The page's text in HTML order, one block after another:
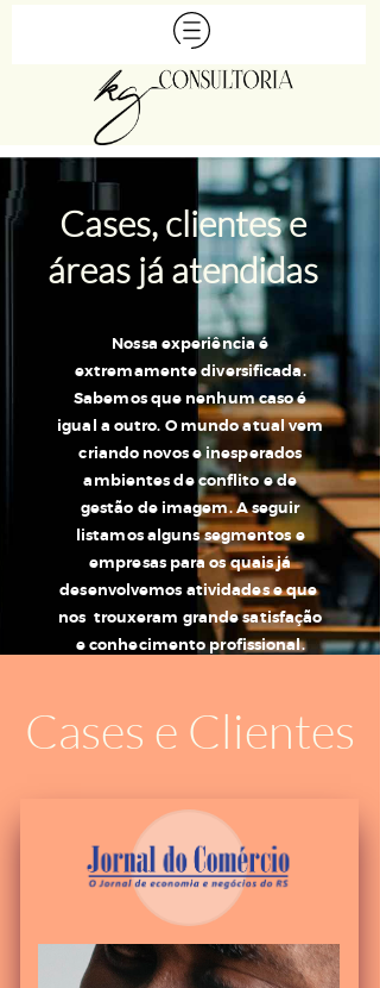
Nossa experiência é
extremamente diversificada.
Sabemos que nenhum caso é
igual a outro. O mundo atual vem
criando novos e inesperados
ambientes de conflito e de
gestão de imagem. A seguir
listamos alguns segmentos e
empresas para os quais já
desenvolvemos atividades e que
nos trouxeram grande satisfação
e conhecimento profissional.
Cases, clientes e
áreas já atendidas
Cases e Clientes